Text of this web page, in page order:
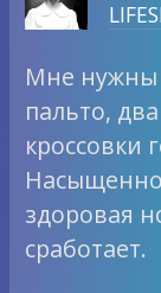
Мне нужны
пальто,
кроссовки
здоровая
сработает.